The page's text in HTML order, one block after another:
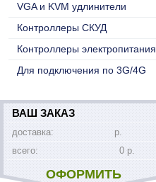
VGA и KVM удлинители
Контроллеры СКУД
Контроллеры электропитания
Для подключения по 3G/4G
ВАШ ЗАКАЗ
доставка:
р.
всего:
0 р.
ОФОРМИТЬ